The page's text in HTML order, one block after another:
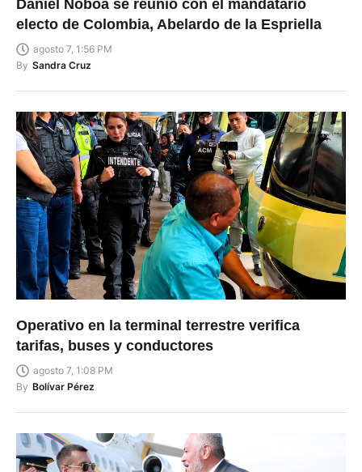
Daniel Noboa se reunió con el mandatario
electo de Colombia, Abelardo de la Espriella
agosto 7, 1:56 PM
By Sandra Cruz
Operativo en la terminal terrestre verifica
tarifas, buses y conductores
agosto 7, 1:08 PM
By Bolívar Pérez